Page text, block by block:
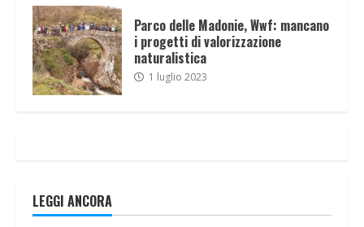
Parco delle Madonie, Wwf: mancano
i progetti di valorizzazione
naturalistica
1 luglio 2023
LEGGI ANCORA